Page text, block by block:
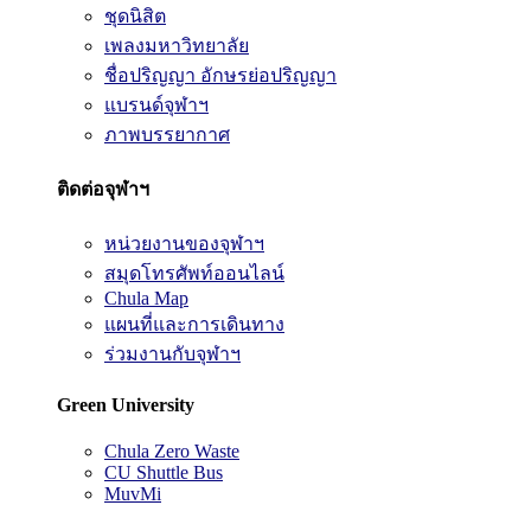
ชุดนิสิต
เพลงมหาวิทยาลัย
ชื่อปริญญา อักษรย่อปริญญา
แบรนด์จุฬาฯ
ภาพบรรยากาศ
ติดต่อจุฬาฯ
หน่วยงานของจุฬาฯ
สมุดโทรศัพท์ออนไลน์
Chula Map
แผนที่และการเดินทาง
ร่วมงานกับจุฬาฯ
Green University
Chula Zero Waste
CU Shuttle Bus
MuvMi